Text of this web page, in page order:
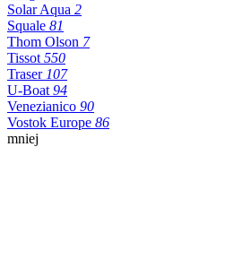
Solar Aqua 2
Squale 81
Thom Olson 7
Tissot 550
Traser 107
U-Boat 94
Venezianico 90
Vostok Europe 86
mniej